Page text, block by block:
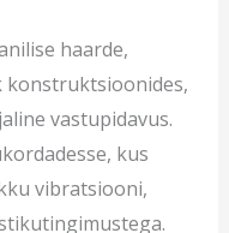
haarde,
konstruktsioonides,
vastupidavus.
kus
vibratsiooni,